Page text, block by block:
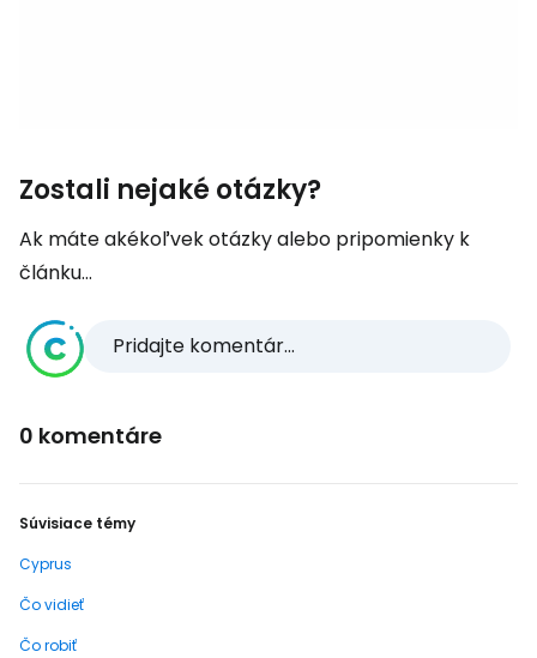
Zostali nejaké otázky?
Ak máte akékoľvek otázky alebo pripomienky k
článku...
Pridajte komentár...
0 komentáre
Súvisiace témy
Cyprus
Čo vidieť
Čo robiť